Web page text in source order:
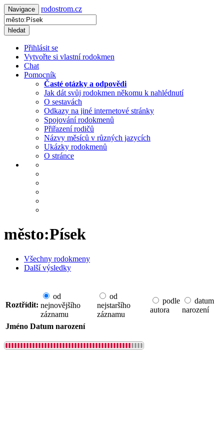
Navigace rodostrom.cz
hledat
Přihlásit se
Vytvořte si vlastní rodokmen
Chat
Pomocník
Časté otázky a odpovědi
Jak dát svůj rodokmen někomu k nahlédnutí
O sestavách
Odkazy na jiné internetové stránky
Spojování rodokmenů
Přiřazení rodičů
Názvy měsíců v různých jazycích
Ukázky rodokmenů
O stránce
město:Písek
Všechny rodokmeny
Další výsledky
Roztřídit:
od
nejnovějšího
záznamu
od
nejstaršího
záznamu
podle
autora
datum
narození
Jméno Datum narození